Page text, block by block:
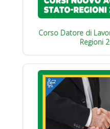
Corso Datore di
Regioni